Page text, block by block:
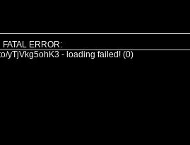
FATAL ERROR:
yTjVkg5ohK3 - loading failed! (0)